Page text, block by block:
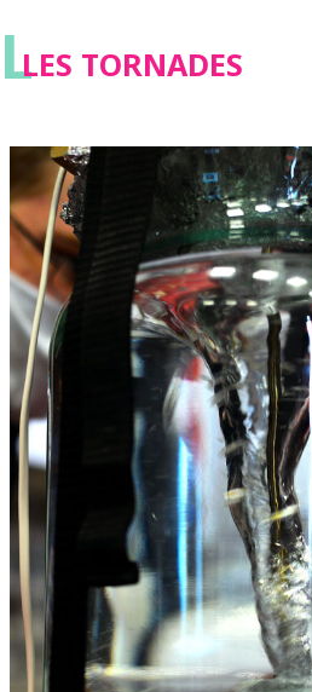
LLES TORNADES